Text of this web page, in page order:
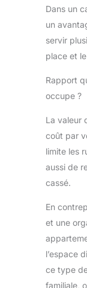
Dans un
un
servir
place et
Rapport
occupe ?
La valeur
coût par
limite les
aussi de
cassé.
En
et une
l’espace
ce type
familiale,